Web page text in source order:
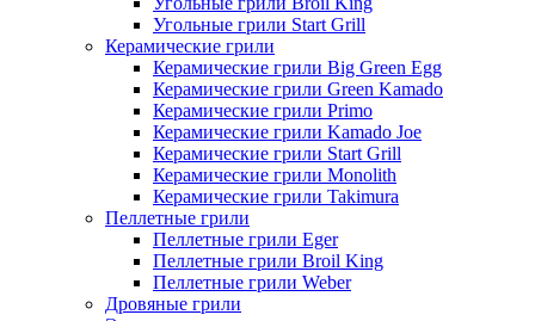
Угольные грили Start Grill
Керамические грили
Керамические грили Big Green Egg
Керамические грили Green Kamado
Керамические грили Primo
Керамические грили Kamado Joe
Керамические грили Start Grill
Керамические грили Monolith
Керамические грили Takimura
Пеллетные грили
Пеллетные грили Eger
Пеллетные грили Broil King
Пеллетные грили Weber
Дровяные грили